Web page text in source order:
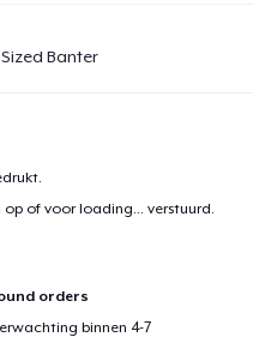
Banter
op of voorloading... verstuurd.
orders
binnen 4-7